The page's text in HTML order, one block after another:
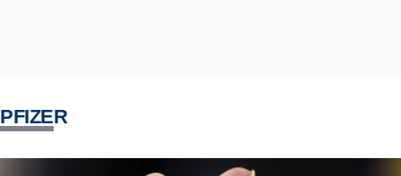
PFIZER